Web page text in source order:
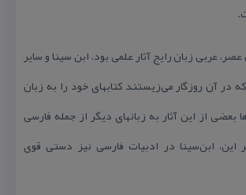
عربی زبان رایج آثار علمی بود، ابن سینا و سایر
در آن روزگار می‌زیستند ‏كتابهای خود را به زبان
از این آثار به زبانهای دیگر از جمله فارسی
این، ابن‌سینا در ادبیات فارسی نیز دستی قوی